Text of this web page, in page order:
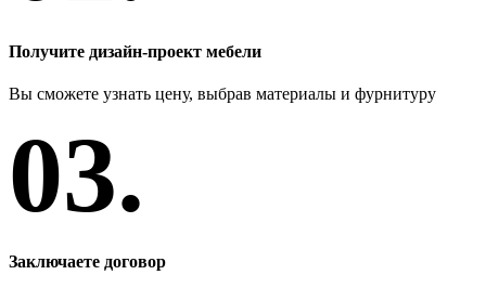
Получите дизайн-проект мебели
Вы сможете узнать цену, выбрав материалы и фурнитуру
03.
Заключаете договор